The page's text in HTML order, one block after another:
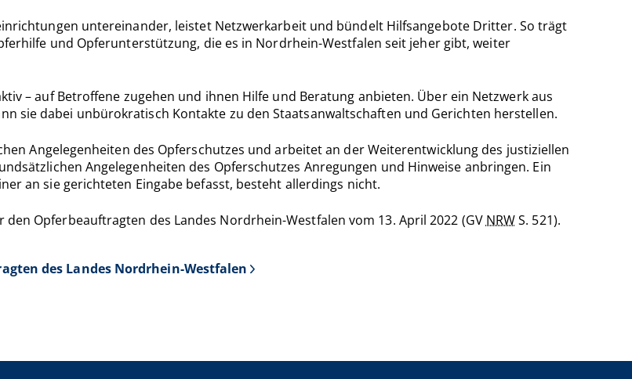
untereinander, leistet Netzwerkarbeit und bündelt Hilfsangebote Dritter. So trägt
und Opferunterstützung, die es in Nordrhein-Westfalen seit jeher gibt, weiter
– auf Betroffene zugehen und ihnen Hilfe und Beratung anbieten. Über ein Netzwerk aus
sie dabei unbürokratisch Kontakte zu den Staatsanwaltschaften und Gerichten herstellen.
Angelegenheiten des Opferschutzes und arbeitet an der Weiterentwicklung des justiziellen
Angelegenheiten des Opferschutzes Anregungen und Hinweise anbringen. Ein
an sie gerichteten Eingabe befasst, besteht allerdings nicht.
Opferbeauftragten des Landes Nordrhein-Westfalen vom 13. April 2022 (GV NRWS. 521).
des Landes Nordrhein-Westfalen